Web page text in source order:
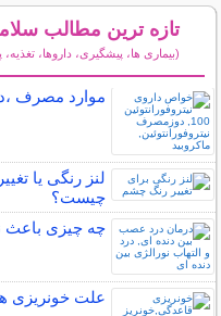
تازه ترین مطالب
(بیماری ها، پیشگیری، داروها،
موارد مصرف
لنز رنگی یا
چیست؟
چه چیزی باعث
علت خونریزی